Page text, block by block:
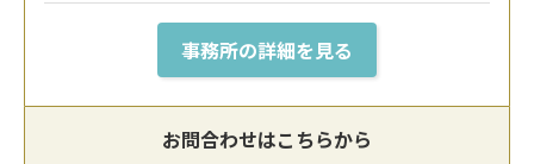
事務所の詳細を見る
お問合わせはこちらから